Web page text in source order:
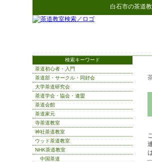
白石市の茶道
検索キーワード
茶道初心者・入門
茶道部・サークル・同好会
大学茶道研究会
茶道学会・協会・連盟
茶道会館
茶道家元
寺茶道教室
神社茶道教室
ウッド茶道教室
NHK茶道教室
中国茶道